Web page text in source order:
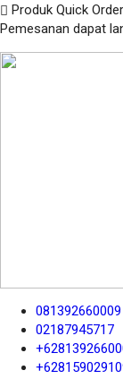
Produk Quick Order
Pemesanan dapat
081392660009
02187945717